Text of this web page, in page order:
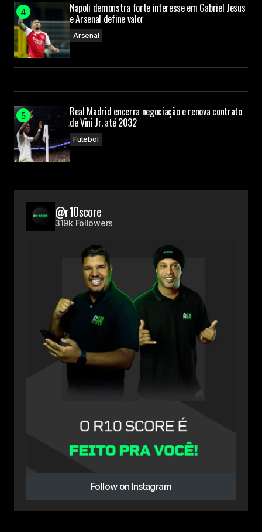
Napoli demonstra forte interesse em Gabriel Jesus
e Arsenal define valor
Arsenal
Real Madrid encerra negociação e renova contrato
de Vini Jr. até 2032
Futebol
@r10score
319k Followers
Follow on Instagram